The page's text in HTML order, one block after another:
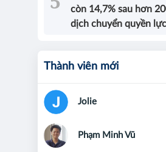
còn 14,7% sau hơn
dịch chuyển quyền
Thành viên mới
Jolie
Phạm Minh Vũ